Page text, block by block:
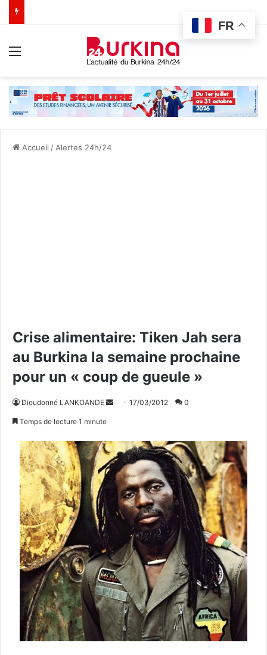
Accueil / Alertes 24h/24
Crise alimentaire: Tiken Jah sera
au Burkina la semaine prochaine
pour un « coup de gueule »
Dieudonné LANKOANDE
o
y
e
u
n
u
r
r
i
e
17/03/2012 0
Temps de lecture 1 minute
FR